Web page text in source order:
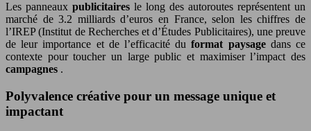
Les panneaux publicitaires le long des autoroutes représentent un
marché de 3.2 milliards d’euros en France, selon les chiffres de
l’IREP (Institut de Recherches et d’Études Publicitaires), une preuve
de leur importance et de l’efficacité duformat paysage dans ce
contexte pour toucher un large public et maximiser l’impact des
campagnes .
Polyvalence créative pour un message unique et
impactant